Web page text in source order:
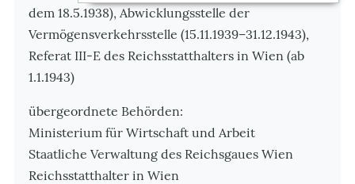
dem 18.5.1938), Abwicklungsstelle der
Vermögensverkehrsstelle (15.11.1939–31.12.1943),
Referat III-E des Reichsstatthalters in Wien (ab
1.1.1943)
übergeordnete Behörden:
Ministerium für Wirtschaft und Arbeit
Staatliche Verwaltung des Reichsgaues Wien
Reichsstatthalter in Wien